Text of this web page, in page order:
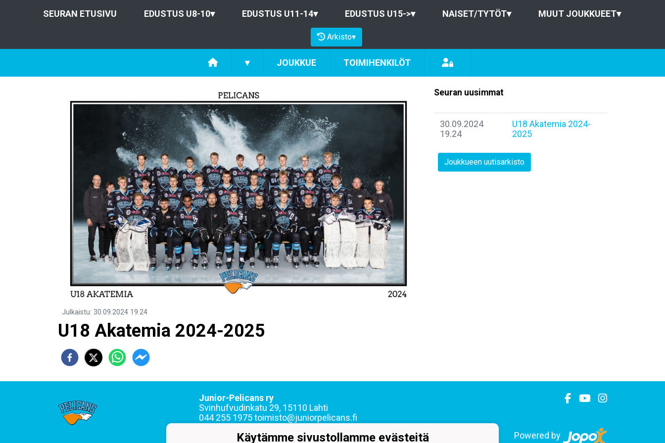
SEURAN ETUSIVU EDUSTUS U8-10▾ EDUSTUS U11-14▾ EDUSTUS U15->▾ NAISET/TYTÖT▾ MUUT JOUKKUEET▾
Arkisto▾
▾ JOUKKUE TOIMIHENKILÖT
Julkaistu: 30.09.2024 19.24
U18 Akatemia 2024-2025
Seuran uusimmat
30.09.2024
19.24
U18 Akatemia 2024-
2025
Joukkueen uutisarkisto
Junior-Pelicans ry
Svinhufvudinkatu 29, 15110 Lahti
044 255 1975 toimisto@juniorpelicans.fi
Powered by
Käytämme sivustollamme evästeitä